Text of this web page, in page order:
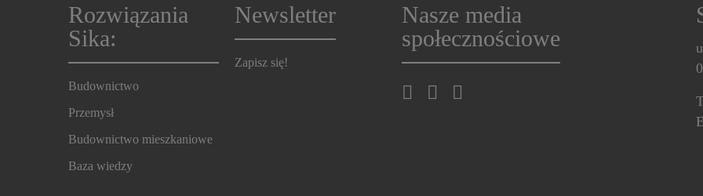
Rozwiązania
Sika:
Budownictwo
Przemysł
Budownictwo mieszkaniowe
Baza wiedzy
Newsletter
Zapisz się!
Nasze media
społecznościowe